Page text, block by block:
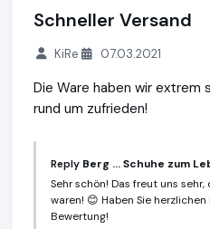
Schneller Versand
KiRe 07.03.2021
Die Ware haben wir extrem
rund um zufrieden!
Reply Berg ... Schuhe zum
Sehr schön! Das freut uns
waren! 😊 Haben Sie
Bewertung!